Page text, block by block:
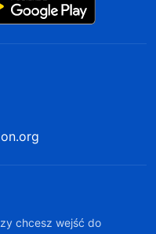
chcesz wejść do